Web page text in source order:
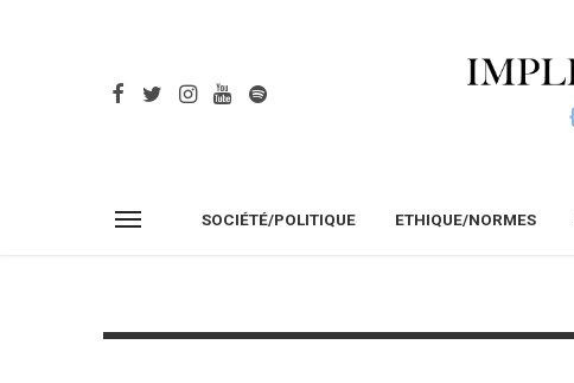
SOCIÉTÉ/POLITIQUE ETHIQUE/NORMES